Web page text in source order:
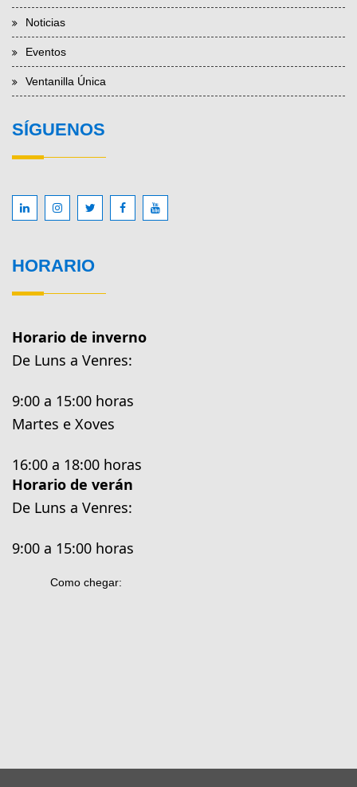
Noticias
Eventos
Ventanilla Única
SÍGUENOS
HORARIO
Horario de inverno
De Luns a Venres:
9:00 a 15:00 horas
Martes e Xoves
16:00 a 18:00 horas
Horario de verán
De Luns a Venres:
9:00 a 15:00 horas
Como chegar: